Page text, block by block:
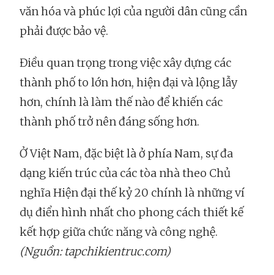
văn hóa và phúc lợi của người dân cũng cần
phải được bảo vệ.
Điều quan trọng trong việc xây dựng các
thành phố to lớn hơn, hiện đại và lộng lẫy
hơn, chính là làm thế nào để khiến các
thành phố trở nên đáng sống hơn.
Ở Việt Nam, đặc biệt là ở phía Nam, sự đa
dạng kiến trúc của các tòa nhà theo Chủ
nghĩa Hiện đại thế kỷ 20 chính là những ví
dụ điển hình nhất cho phong cách thiết kế
kết hợp giữa chức năng và công nghệ.
(Nguồn: tapchikientruc.com)